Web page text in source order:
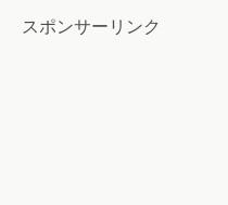
スポンサーリンク